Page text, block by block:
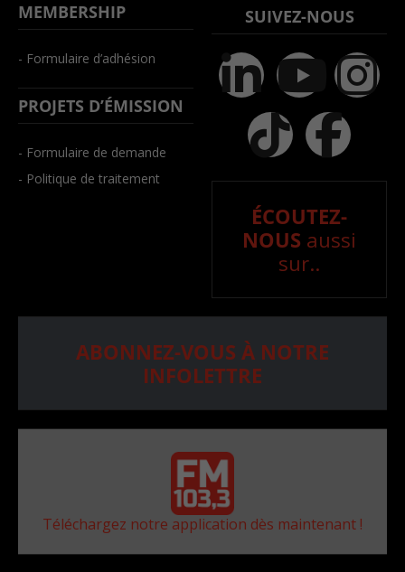
MEMBERSHIP
- Formulaire d’adhésion
PROJETS D’ÉMISSION
- Formulaire de demande
- Politique de traitement
SUIVEZ-NOUS
ÉCOUTEZ-
NOUS aussi
sur..
ABONNEZ-VOUS À NOTRE
INFOLETTRE
Téléchargez notre application dès maintenant !